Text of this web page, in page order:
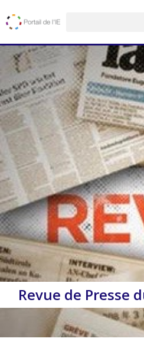
Revue de Presse